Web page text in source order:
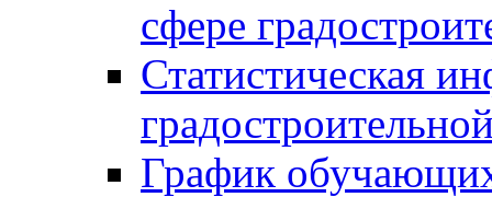
сфере
Статистическая
График